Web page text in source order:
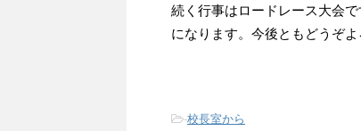
続く行事はロードレース大会
になります。今後ともどうぞよ
-校長室から